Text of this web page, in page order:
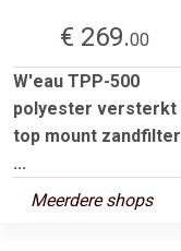
€ 269.00
W'eau TPP-500
polyester versterkt
top mount zandfilter
...
Meerdere shops